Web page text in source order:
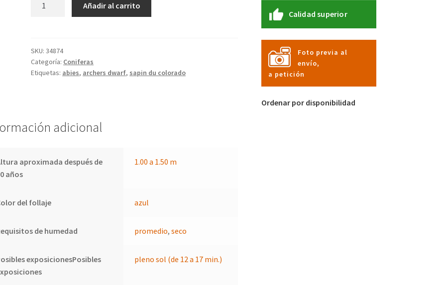
cantidad
Añadir al carrito
SKU:34874
Categoría: Coniferas
Etiquetas: abies, archers dwarf, sapin du colorado
adicional
aproximada después de
años
1.00 a 1.50 m
del follaje azul
de humedad promedio,seco
exposicionesPosibles
pleno sol (de 12 a 17 min.)
Calidad superior
Foto previa al
envío,
a petición
Ordenar por disponibilidad